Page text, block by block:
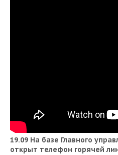
19.09 На базе Главного
открыт телефон горячей